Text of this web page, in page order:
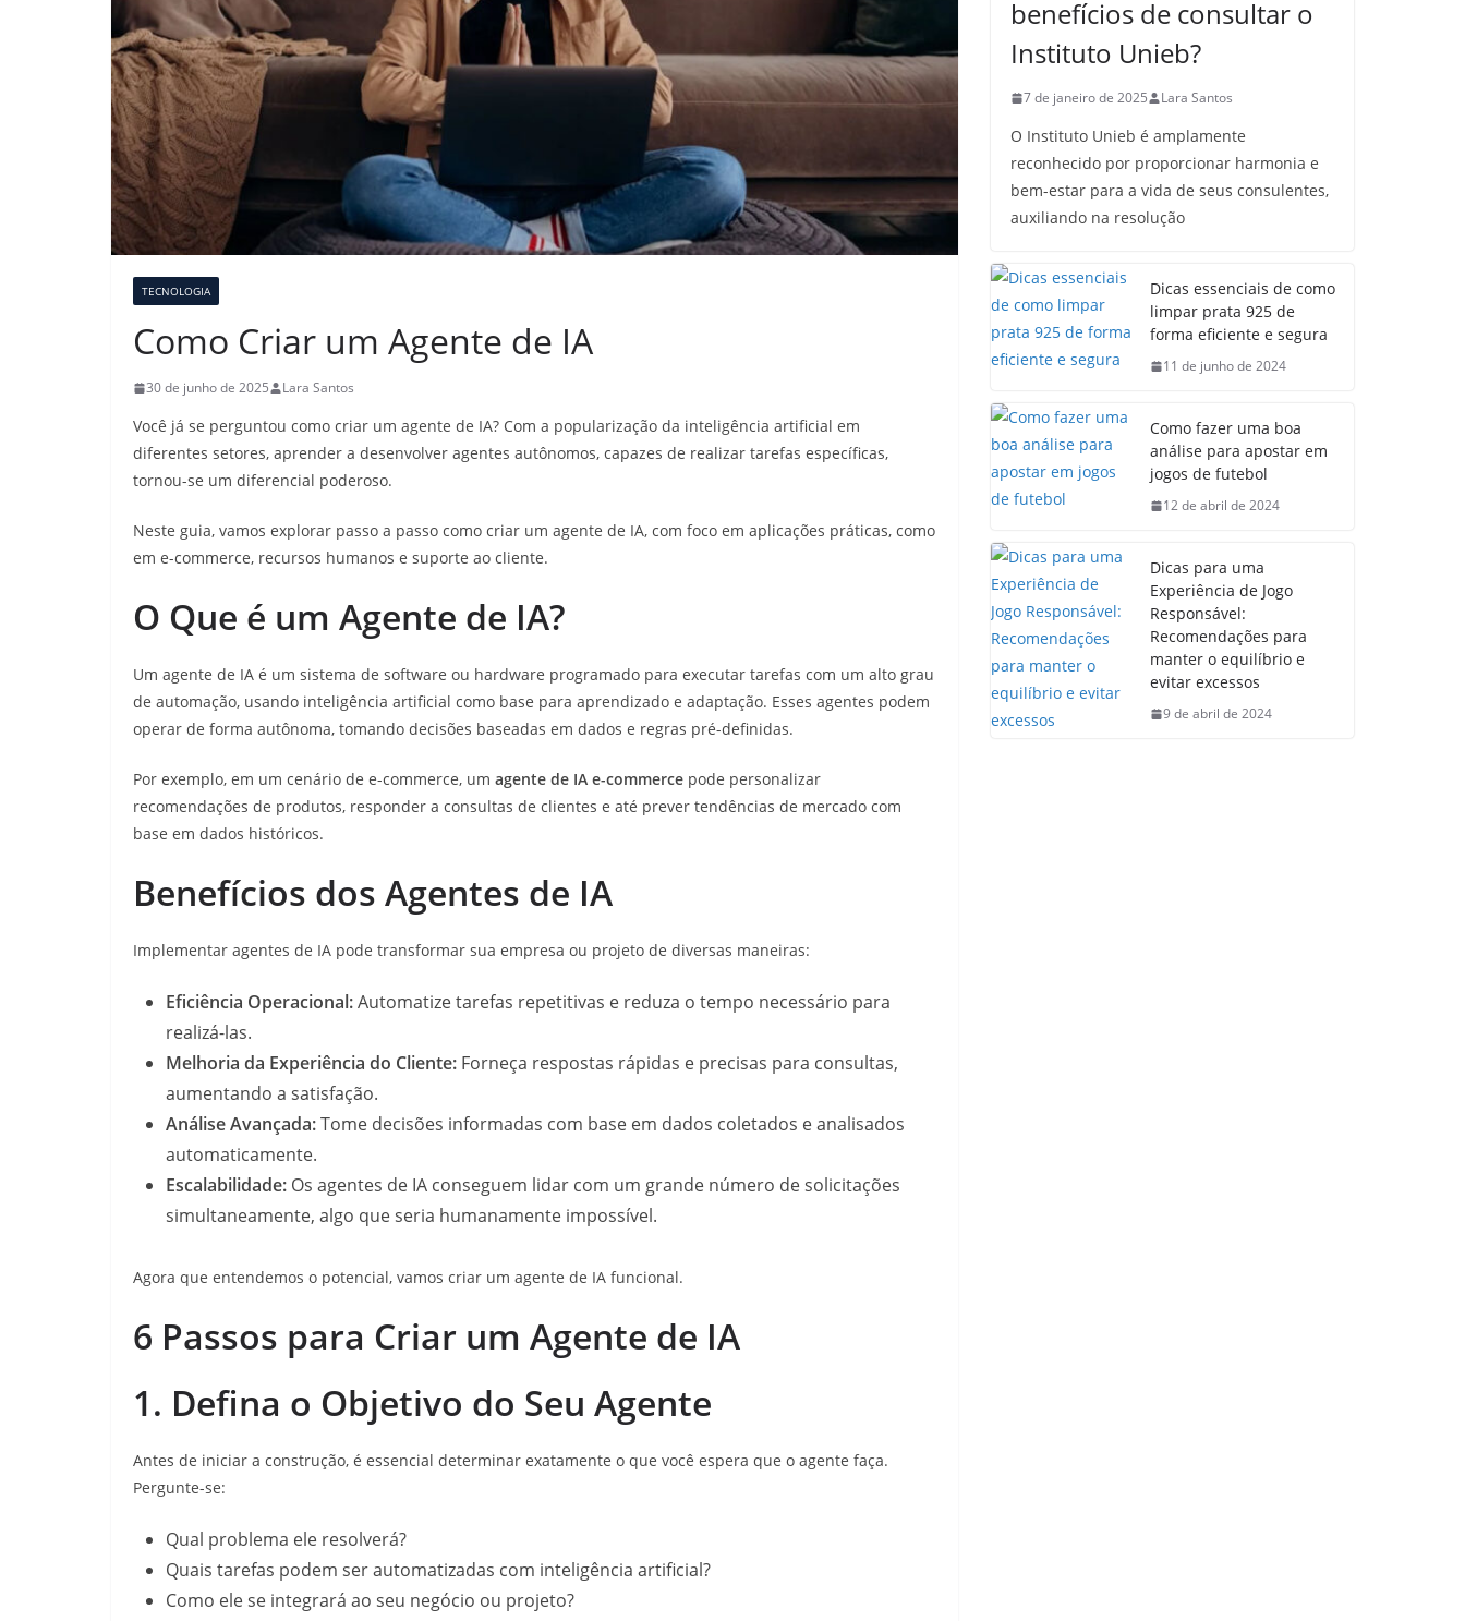
TECNOLOGIA
Como Criar um Agente de IA
30 de junho de 2025 Lara Santos
Você já se perguntou como criar um agente de IA? Com a popularização da inteligência artificial em
diferentes setores, aprender a desenvolver agentes autônomos, capazes de realizar tarefas específicas,
tornou-se um diferencial poderoso.
Neste guia, vamos explorar passo a passo como criar um agente de IA, com foco em aplicações práticas, como
em e-commerce, recursos humanos e suporte ao cliente.
O Que é um Agente de IA?
Um agente de IA é um sistema de software ou hardware programado para executar tarefas com um alto grau
de automação, usando inteligência artificial como base para aprendizado e adaptação. Esses agentes podem
operar de forma autônoma, tomando decisões baseadas em dados e regras pré-definidas.
Por exemplo, em um cenário de e-commerce, um agente de IA e-commerce pode personalizar
recomendações de produtos, responder a consultas de clientes e até prever tendências de mercado com
base em dados históricos.
Benefícios dos Agentes de IA
Implementar agentes de IA pode transformar sua empresa ou projeto de diversas maneiras:
Eficiência Operacional:Automatize tarefas repetitivas e reduza o tempo necessário para
realizá-las.
Melhoria da Experiência do Cliente: Forneça respostas rápidas e precisas para consultas,
aumentando a satisfação.
Análise Avançada:Tome decisões informadas com base em dados coletados e analisados
automaticamente.
Escalabilidade: Os agentes de IA conseguem lidar com um grande número de solicitações
simultaneamente, algo que seria humanamente impossível.
Agora que entendemos o potencial, vamos criar um agente de IA funcional.
6 Passos para Criar um Agente de IA
1. Defina o Objetivo do Seu Agente
Antes de iniciar a construção, é essencial determinar exatamente o que você espera que o agente faça.
Pergunte-se:
Qual problema ele resolverá?
Quais tarefas podem ser automatizadas com inteligência artificial?
Como ele se integrará ao seu negócio ou projeto?
benefícios de consultar o
Instituto Unieb?
7 de janeiro de 2025 Lara Santos
O Instituto Unieb é amplamente
reconhecido por proporcionar harmonia e
bem-estar para a vida de seus consulentes,
auxiliando na resolução
Dicas essenciais de como
limpar prata 925 de
forma eficiente e segura
11 de junho de 2024
Como fazer uma boa
análise para apostar em
jogos de futebol
12 de abril de 2024
Dicas para uma
Experiência de Jogo
Responsável:
Recomendações para
manter o equilíbrio e
evitar excessos
9 de abril de 2024